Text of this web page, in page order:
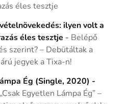
éles tesztje
ilyen volt a
éles tesztje - Belépő
szerint? – Debütáltak a
jegyek a Tixa-n!
Ég (Single, 2020) -
„Csak Egyetlen Lámpa Ég” –